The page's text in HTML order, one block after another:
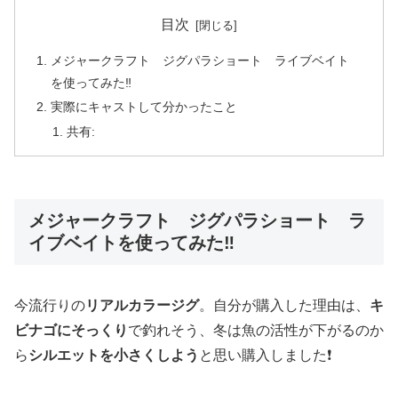
目次
メジャークラフト ジグパラショート ライブベイト
を使ってみた‼️
実際にキャストして分かったこと
共有:
メジャークラフト ジグパラショート ラ
イブベイトを使ってみた‼️
今流行りのリアルカラージグ。自分が購入した理由は、 キ
ビナゴにそっくり で釣れそう、冬は魚の活性が下がるのか
らシルエットを小さくしよう と思い購入しました❗️